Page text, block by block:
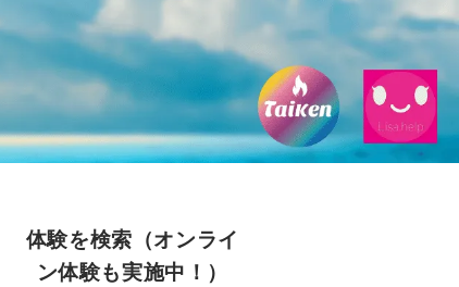
体験を検索（オンライ
ン体験も実施中！）